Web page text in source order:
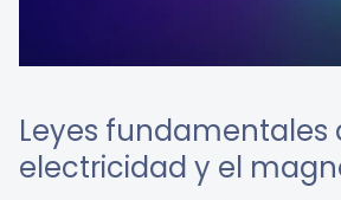
Leyes fundamentales
electricidad y el